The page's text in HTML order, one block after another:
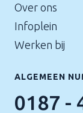
Over ons
Infoplein
Werken bij
ALGEMEEN
0187 -